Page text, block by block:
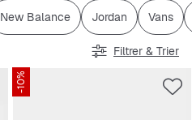
New Balance Jordan
Vans
Filtrer & Trier
-10%